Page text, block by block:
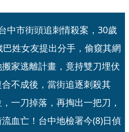
中市街頭追刺情殺案，30歲
姓女友提出分手，偷窺其網
家逃離計畫，竟持雙刀埋伏
不成後，當街追逐刺殺其
一刀掉落，再掏出一把刀，
血亡！台中地檢署今(8)日偵